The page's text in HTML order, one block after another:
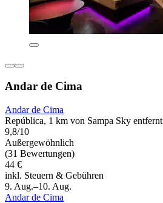
Andar de Cima
Andar de Cima
República, 1 km von Sampa Sky entfernt
9,8/10
Außergewöhnlich
(31 Bewertungen)
44 €
inkl. Steuern & Gebühren
9. Aug.–10. Aug.
Andar de Cima